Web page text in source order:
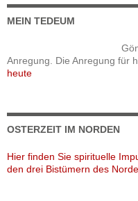
MEIN TEDEUM
Anregung. Die Anregung für
heute
OSTERZEIT IM NORDEN
Hier finden Sie spirituelle
den drei Bistümern des